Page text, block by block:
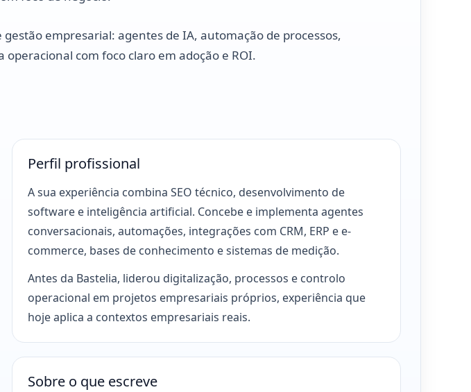
empresarial: agentes de IA, automação de processos,
com foco claro em adoção e ROI.
Perfil profissional
A sua experiência combina SEO técnico, desenvolvimento de
software e inteligência artificial. Concebe e implementa agentes
conversacionais, automações, integrações com CRM, ERP e e-
commerce, bases de conhecimento e sistemas de medição.
Antes da Bastelia, liderou digitalização, processos e controlo
operacional em projetos empresariais próprios, experiência que
hoje aplica a contextos empresariais reais.
Sobre o que escreve